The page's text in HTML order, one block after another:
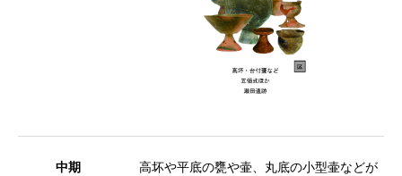
中期
高坏や平底の甕や壷、丸底の小型壷などが